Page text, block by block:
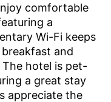
comfortable
a
Wi-Fi keeps
and
hotel is pet-
a great stay
appreciate the